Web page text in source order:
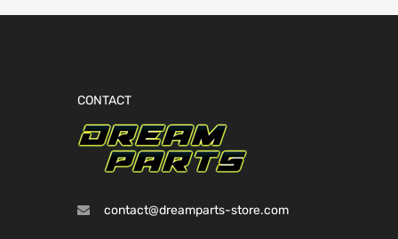
CONTACT
contact@dreamparts-store.com